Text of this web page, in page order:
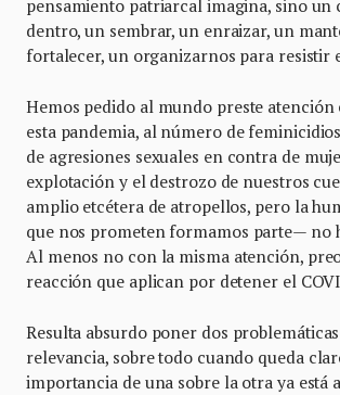
pensamiento patriarcal imagina, sino un
dentro, un sembrar, un enraizar, un
fortalecer, un organizarnos para resistir
Hemos pedido al mundo preste
esta pandemia, al número de
de agresiones sexuales en contra de
explotación y el destrozo de nuestros
amplio etcétera de atropellos, pero la
que nos prometen formamos parte— no
Al menos no con la misma atención,
reacción que aplican por detener el
Resulta absurdo poner dos
relevancia, sobre todo cuando queda
importancia de una sobre la otra ya está